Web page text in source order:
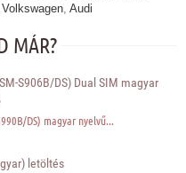
Volkswagen Audi
MÁR?
S906B/DS) Dual SIM magyar
DS) magyar nyelvű...
letöltés